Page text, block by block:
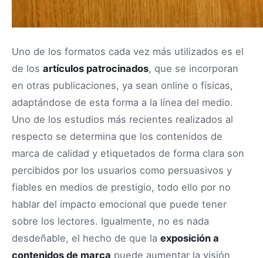
Uno de los formatos cada vez más utilizados es el
de los artículos patrocinados, que se incorporan
en otras publicaciones, ya sean online o físicas,
adaptándose de esta forma a la línea del medio.
Uno de los estudios más recientes realizados al
respecto se determina que los contenidos de
marca de calidad y etiquetados de forma clara son
percibidos por los usuarios como persuasivos y
fiables en medios de prestigio, todo ello por no
hablar del impacto emocional que puede tener
sobre los lectores. Igualmente, no es nada
desdeñable, el hecho de que la exposición a
contenidos de marca puede aumentar la visión